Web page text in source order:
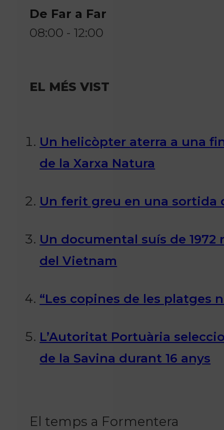
De Far a Far
08:00 - 12:00
EL MÉS VIST
Un helicòpter aterra a una
de la Xarxa Natura
Un ferit greu en una sortida
Un documental suís de
del Vietnam
“Les copines de les platges
L’Autoritat Portuària
de la Savina durant 16 anys
El temps a Formentera